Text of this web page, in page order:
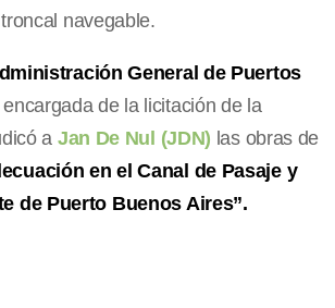
navegable.
General de Puertos
de la licitación de la
a Jan De Nul (JDN) las obras de
en el Canal de Pasaje y
de Puerto Buenos Aires”.